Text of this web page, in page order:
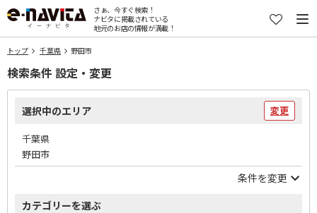
さぁ、今すぐ検索！
ナビタに掲載されている
地元のお店の情報が満載！
トップ 千葉県 野田市
検索条件 設定・変更
選択中のエリア 変更
千葉県
野田市
条件を変更
カテゴリーを選ぶ